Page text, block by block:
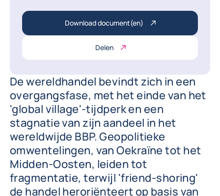
Download document(en)
Delen
De wereldhandel bevindt zich in een
overgangsfase, met het einde van het
'global village'-tijdperk en een
stagnatie van zijn aandeel in het
wereldwijde BBP. Geopolitieke
omwentelingen, van Oekraïne tot het
Midden-Oosten, leiden tot
fragmentatie, terwijl 'friend-shoring'
de handel heroriënteert op basis van